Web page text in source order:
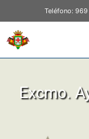
Teléfono: 969
Excmo.